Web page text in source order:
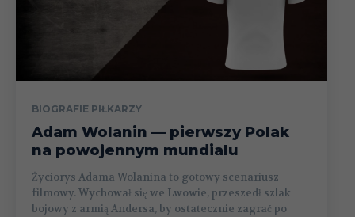
BIOGRAFIE PIŁKARZY
Adam Wolanin — pierwszy Polak
na powojennym mundialu
Życiorys Adama Wolanina to gotowy scenariusz
filmowy. Wychował się we Lwowie, przeszedł szlak
bojowy z armią Andersa, by ostatecznie zagrać po